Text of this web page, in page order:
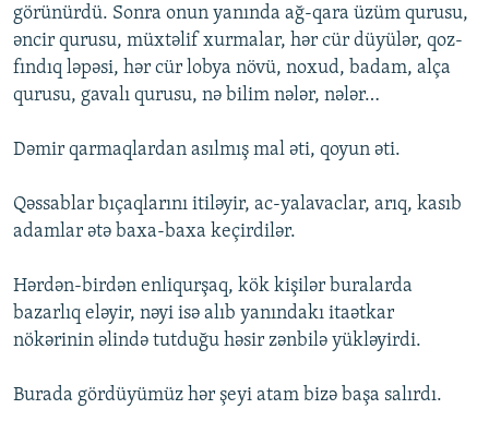
görünürdü. Sonra onun yanında ağ-qara üzüm qurusu,
əncir qurusu, müxtəlif xurmalar, hər cür düyülər, qoz-
fındıq ləpəsi, hər cür lobya növü, noxud, badam, alça
qurusu, gavalı qurusu, nə bilim nələr, nələr…
Dəmir qarmaqlardan asılmış mal əti, qoyun əti.
Qəssablar bıçaqlarını itiləyir, ac-yalavaclar, arıq, kasıb
adamlar ətə baxa-baxa keçirdilər.
Hərdən-birdən enliqurşaq, kök kişilər buralarda
bazarlıq eləyir, nəyi isə alıb yanındakı itaətkar
nökərinin əlində tutduğu həsir zənbilə yükləyirdi.
Burada gördüyümüz hər şeyi atam bizə başa salırdı.